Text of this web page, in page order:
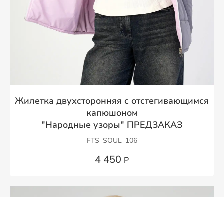
Жилетка двухсторонняя с отстегивающимся
капюшоном
"Народные узоры" ПРЕДЗАКАЗ
FTS_SOUL_106
4 450 Р